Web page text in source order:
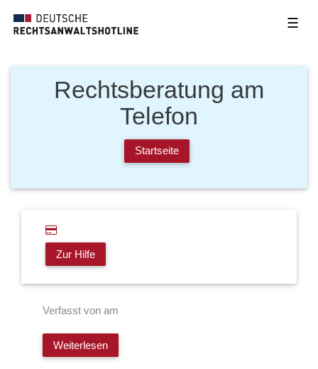
☰
Rechtsberatung am
Telefon
Startseite
Zur Hilfe
Verfasst von am
Weiterlesen